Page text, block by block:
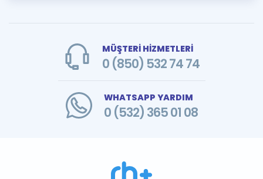
MÜŞTERİ HİZMETLERİ
0 (850) 532 74 74
WHATSAPP YARDIM
0 (532) 365 01 08